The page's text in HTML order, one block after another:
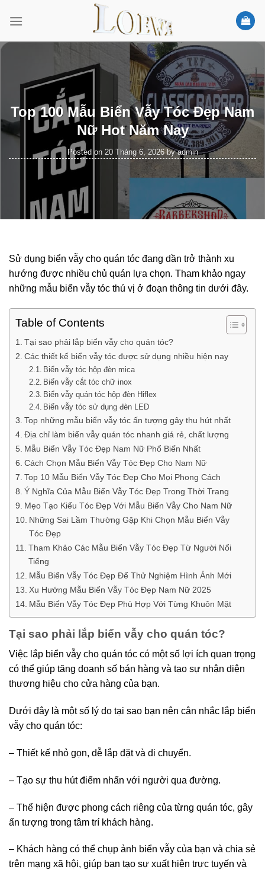
Top 100 Mẫu Biển Vẫy Tóc Đẹp Nam
Nữ Hot Năm Nay
Posted on 20 Tháng 6, 2026byadmin
Sử dụng biển vẫy cho quán tóc đang dần trở thành xu
hướng được nhiều chủ quán lựa chọn. Tham khảo ngay
những mẫu biển vẫy tóc thú vị ở đoạn thông tin dưới đây.
Table of Contents
Tại sao phải lắp biển vẫy cho quán tóc?
Các thiết kế biển vẫy tóc được sử dụng nhiều hiện nay
Biển vẫy tóc hộp đèn mica
Biển vẫy cắt tóc chữ inox
Biển vẫy quán tóc hộp đèn Hiflex
Biển vẫy tóc sử dụng đèn LED
Top những mẫu biển vẫy tóc ấn tượng gây thu hút nhất
Địa chỉ làm biển vẫy quán tóc nhanh giá rẻ, chất lượng
Mẫu Biển Vẫy Tóc Đẹp Nam Nữ Phổ Biến Nhất
Cách Chọn Mẫu Biển Vẫy Tóc Đẹp Cho Nam Nữ
Top 10 Mẫu Biển Vẫy Tóc Đẹp Cho Mọi Phong Cách
Ý Nghĩa Của Mẫu Biển Vẫy Tóc Đẹp Trong Thời Trang
Mẹo Tạo Kiểu Tóc Đẹp Với Mẫu Biển Vẫy Cho Nam Nữ
Những Sai Lầm Thường Gặp Khi Chọn Mẫu Biển Vẫy
Tóc Đẹp
Tham Khảo Các Mẫu Biển Vẫy Tóc Đẹp Từ Người Nổi
Tiếng
Mẫu Biển Vẫy Tóc Đẹp Để Thử Nghiệm Hình Ảnh Mới
Xu Hướng Mẫu Biển Vẫy Tóc Đẹp Nam Nữ 2025
Mẫu Biển Vẫy Tóc Đẹp Phù Hợp Với Từng Khuôn Mặt
Tại sao phải lắp biển vẫy cho quán tóc?
Việc lắp biển vẫy cho quán tóc có một số lợi ích quan trọng
có thể giúp tăng doanh số bán hàng và tạo sự nhận diện
thương hiệu cho cửa hàng của bạn.
Dưới đây là một số lý do tại sao bạn nên cân nhắc lắp biển
vẫy cho quán tóc:
– Thiết kế nhỏ gọn, dễ lắp đặt và di chuyển.
– Tạo sự thu hút điểm nhấn với người qua đường.
– Thể hiện được phong cách riêng của từng quán tóc, gây
ấn tượng trong tâm trí khách hàng.
– Khách hàng có thể chụp ảnh biển vẫy của bạn và chia sẻ
trên mạng xã hội, giúp bạn tạo sự xuất hiện trực tuyến và